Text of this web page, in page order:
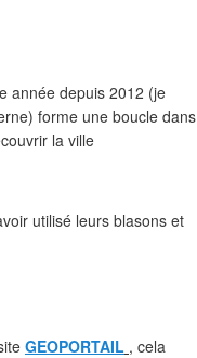
année depuis 2012 (je
forme une boucle dans
la ville
utilisé leurs blasons et
GEOPORTAIL , cela